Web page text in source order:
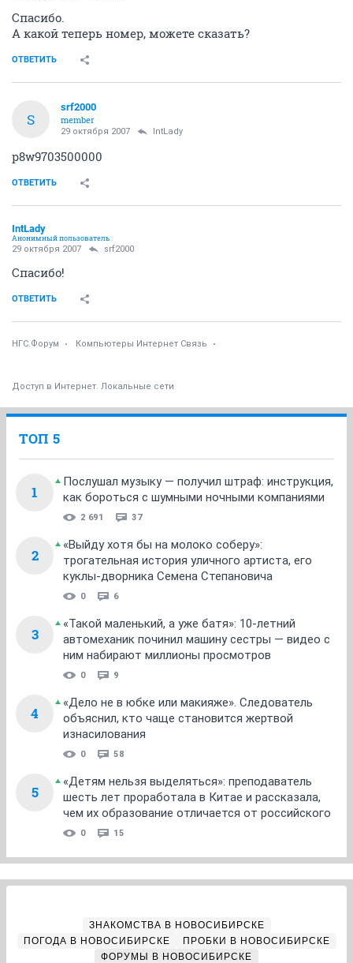
Спасибо.
А какой теперь номер, можете сказать?
ОТВЕТИТЬ
S
srf2000
member
29 октября 2007 IntLady
p8w9703500000
ОТВЕТИТЬ
IntLady
Анонимный пользователь
29 октября 2007 srf2000
Спасибо!
ОТВЕТИТЬ
НГС.Форум Компьютеры Интернет Связь
Доступ в Интернет. Локальные сети
ТОП 5
1
Послушал музыку — получил штраф: инструкция,
как бороться с шумными ночными компаниями
2 691 37
2
«Выйду хотя бы на молоко соберу»:
трогательная история уличного артиста, его
куклы-дворника Семена Степановича
0 6
3
«Такой маленький, а уже батя»: 10-летний
автомеханик починил машину сестры — видео с
ним набирают миллионы просмотров
0 9
4
«Дело не в юбке или макияже». Следователь
объяснил, кто чаще становится жертвой
изнасилования
0 58
5
«Детям нельзя выделяться»: преподаватель
шесть лет проработала в Китае и рассказала,
чем их образование отличается от российского
0 15
ЗНАКОМСТВА В НОВОСИБИРСКЕ
ПОГОДА В НОВОСИБИРСКЕ
ПРОБКИ В НОВОСИБИРСКЕ
ФОРУМЫ В НОВОСИБИРСКЕ